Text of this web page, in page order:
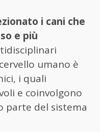
i cani che
e più
umano è
i quali
e coinvolgono
parte del sistema